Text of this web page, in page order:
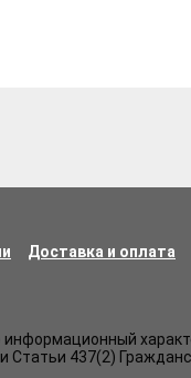
Доставка и оплата
437(2)